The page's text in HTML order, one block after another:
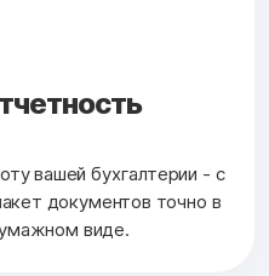
вашей бухгалтерии - с
документов точно в
виде.